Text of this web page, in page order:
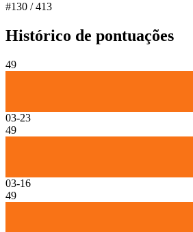
#130 /413
Histórico de pontuações
49
03-23
49
03-16
49